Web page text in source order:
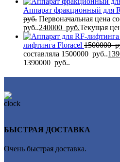
Аппарат фракционный для
руб. Первоначальная цена
руб..240000 руб.Текущая
лифтинга Flоrасеl 1500000
составляла 1500000 руб..
1390000 руб..
БЫСТРАЯ ДОСТАВКА
Очень быстрая доставка.